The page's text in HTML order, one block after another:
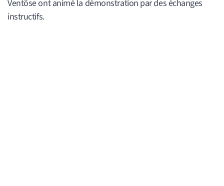
Ventôse ont animé la démonstration par des échanges
instructifs.